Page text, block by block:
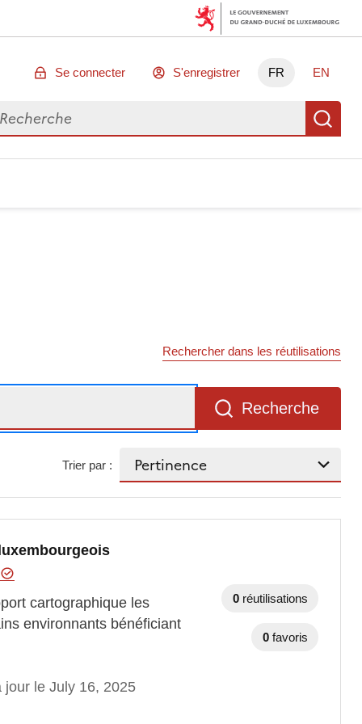
Se connecter S'enregistrer FR EN
des données
Rechercher dans les réutilisations
Recherche
Trier par :
cartographique les
environnants bénéficiant
jour le July 16, 2025
0 réutilisations
0 favoris